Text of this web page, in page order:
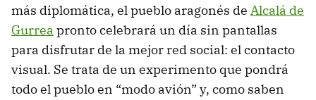
más diplomática, el pueblo aragonés de Alcalá de
Gurrea pronto celebrará un día sin pantallas
para disfrutar de la mejor red social: el contacto
visual. Se trata de un experimento que pondrá
todo el pueblo en “modo avión” y, como saben